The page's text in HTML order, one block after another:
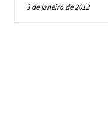
3 de janeiro de 2012